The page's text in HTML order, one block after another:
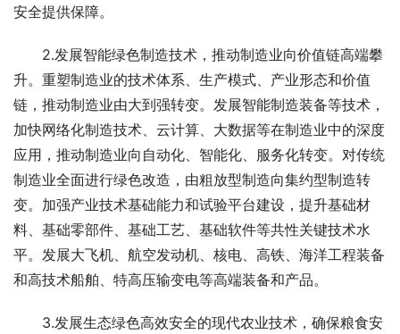
安全提供保障。
2.发展智能绿色制造技术，推动制造业向价值链高端攀
升。重塑制造业的技术体系、生产模式、产业形态和价值
链，推动制造业由大到强转变。发展智能制造装备等技术，
加快网络化制造技术、云计算、大数据等在制造业中的深度
应用，推动制造业向自动化、智能化、服务化转变。对传统
制造业全面进行绿色改造，由粗放型制造向集约型制造转
变。加强产业技术基础能力和试验平台建设，提升基础材
料、基础零部件、基础工艺、基础软件等共性关键技术水
平。发展大飞机、航空发动机、核电、高铁、海洋工程装备
和高技术船舶、特高压输变电等高端装备和产品。
3.发展生态绿色高效安全的现代农业技术，确保粮食安